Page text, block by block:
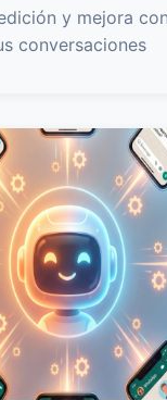
y mejora
conversaciones